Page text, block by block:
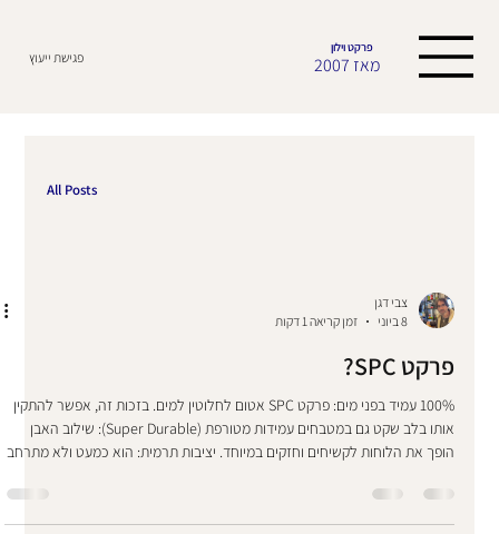
פגישת ייעוץ
פרקט וילון
מאז 2007
All Posts
צבי דגן
8 ביוני
זמן קריאה 1 דקות
פרקט SPC?
100% עמיד בפני מים: פרקט SPC אטום לחלוטין למים. בזכות זה, אפשר להתקין
אותו בלב שקט גם במטבחים עמידות מטורפת (Super Durable): שילוב האבן
הופך את הלוחות לקשיחים וחזקים במיוחד. יציבות תרמית: הוא כמעט ולא מתרחב
הישראלי). התקנה קלה ומהירה: מגיע בשיטת חיבור "קליק" (צפה), ללא צורך
בדבק.